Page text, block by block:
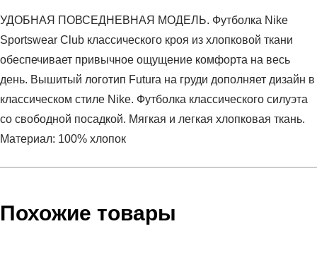
УДОБНАЯ ПОВСЕДНЕВНАЯ МОДЕЛЬ. Футболка Nike
Sportswear Club классического кроя из хлопковой ткани
обеспечивает привычное ощущение комфорта на весь
день. Вышитый логотип Futura на груди дополняет дизайн в
классическом стиле Nike. Футболка классического силуэта
со свободной посадкой. Мягкая и легкая хлопковая ткань.
Материал: 100% хлопок
Club
Инструкция по оплате есть в самом конце счета, который
Похожие товары